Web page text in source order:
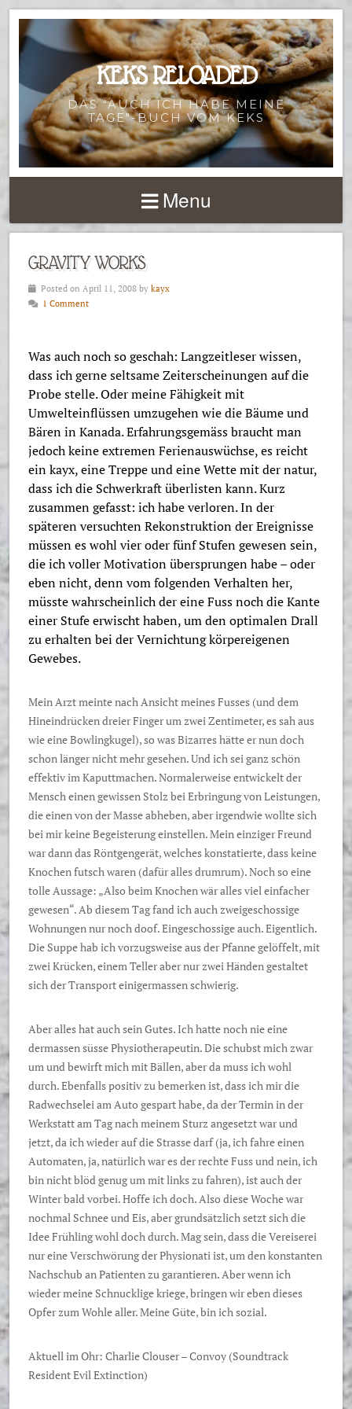
KEKS RELOADED
DAS "AUCH ICH HABE MEINE
TAGE"-BUCH VOM KEKS
Menu
GRAVITY WORKS
Posted on April 11, 2008 by kayx
1 Comment
Was auch noch so geschah: Langzeitleser wissen,
dass ich gerne seltsame Zeiterscheinungen auf die
Probe stelle. Oder meine Fähigkeit mit
Umwelteinflüssen umzugehen wie die Bäume und
Bären in Kanada. Erfahrungsgemäss braucht man
jedoch keine extremen Ferienauswüchse, es reicht
ein kayx, eine Treppe und eine Wette mit der natur,
dass ich die Schwerkraft überlisten kann. Kurz
zusammen gefasst: ich habe verloren. In der
späteren versuchten Rekonstruktion der Ereignisse
müssen es wohl vier oder fünf Stufen gewesen sein,
die ich voller Motivation übersprungen habe – oder
eben nicht, denn vom folgenden Verhalten her,
müsste wahrscheinlich der eine Fuss noch die Kante
einer Stufe erwischt haben, um den optimalen Drall
zu erhalten bei der Vernichtung körpereigenen
Gewebes.
Mein Arzt meinte nach Ansicht meines Fusses (und dem
Hineindrücken dreier Finger um zwei Zentimeter, es sah aus
wie eine Bowlingkugel), so was Bizarres hätte er nun doch
schon länger nicht mehr gesehen. Und ich sei ganz schön
effektiv im Kaputtmachen. Normalerweise entwickelt der
Mensch einen gewissen Stolz bei Erbringung von Leistungen,
die einen von der Masse abheben, aber irgendwie wollte sich
bei mir keine Begeisterung einstellen. Mein einziger Freund
war dann das Röntgengerät, welches konstatierte, dass keine
Knochen futsch waren (dafür alles drumrum). Noch so eine
tolle Aussage: „Also beim Knochen wär alles viel einfacher
gewesen“. Ab diesem Tag fand ich auch zweigeschossige
Wohnungen nur noch doof. Eingeschossige auch. Eigentlich.
Die Suppe hab ich vorzugsweise aus der Pfanne gelöffelt, mit
zwei Krücken, einem Teller aber nur zwei Händen gestaltet
sich der Transport einigermassen schwierig.
Aber alles hat auch sein Gutes. Ich hatte noch nie eine
dermassen süsse Physiotherapeutin. Die schubst mich zwar
um und bewirft mich mit Bällen, aber da muss ich wohl
durch. Ebenfalls positiv zu bemerken ist, dass ich mir die
Radwechselei am Auto gespart habe, da der Termin in der
Werkstatt am Tag nach meinem Sturz angesetzt war und
jetzt, da ich wieder auf die Strasse darf (ja, ich fahre einen
Automaten, ja, natürlich war es der rechte Fuss und nein, ich
bin nicht blöd genug um mit links zu fahren), ist auch der
Winter bald vorbei. Hoffe ich doch. Also diese Woche war
nochmal Schnee und Eis, aber grundsätzlich setzt sich die
Idee Frühling wohl doch durch. Mag sein, dass die Vereiserei
nur eine Verschwörung der Physionati ist, um den konstanten
Nachschub an Patienten zu garantieren. Aber wenn ich
wieder meine Schnucklige kriege, bringen wir eben dieses
Opfer zum Wohle aller. Meine Güte, bin ich sozial.
Aktuell im Ohr: Charlie Clouser – Convoy (Soundtrack
Resident Evil Extinction)